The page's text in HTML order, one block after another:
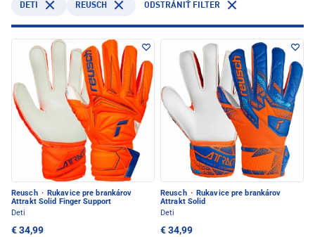
DETI REUSCH ODSTRÁNIŤ FILTER
Reusch · Rukavice pre brankárov
Attrakt Solid Finger Support
Deti
€ 34,99
Reusch · Rukavice pre brankárov
Attrakt Solid
Deti
€ 34,99